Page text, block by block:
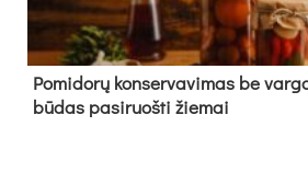
Pomidorų konservavimas be
būdas pasiruošti žiemai